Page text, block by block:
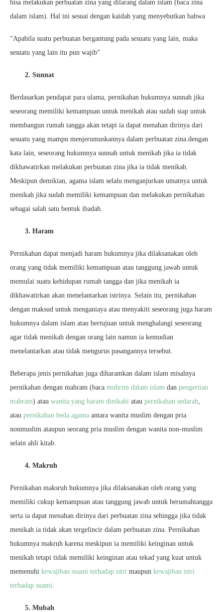
bisa melakukan perbuatan zina yang dilarang dalam islam (baca zina
dalam islam). Hal ini sesuai dengan kaidah yang menyebutkan bahwa
“Apabila suatu perbuatan bergantung pada sesuatu yang lain, maka
sesuatu yang lain itu pun wajib”
2. Sunnat
Berdasarkan pendapat para ulama, pernikahan hukumnya sunnah jika
seseorang memiliki kemampuan untuk menikah atau sudah siap untuk
membangun rumah tangga akan tetapi ia dapat menahan dirinya dari
sesuatu yang mampu menjerumuskannya dalam perbuatan zina.dengan
kata lain, seseorang hukumnya sunnah untuk menikah jika ia tidak
dikhawatirkan melakukan perbuatan zina jika ia tidak menikah.
Meskipun demikian, agama islam selalu menganjurkan umatnya untuk
menikah jika sudah memiliki kemampuan dan melakukan pernikahan
sebagai salah satu bentuk ibadah.
3. Haram
Pernikahan dapat menjadi haram hukumnya jika dilaksanakan oleh
orang yang tidak memiliki kemampuan atau tanggung jawab untuk
memulai suatu kehidupan rumah tangga dan jika menikah ia
dikhawatirkan akan menelantarkan istrinya. Selain itu, pernikahan
dengan maksud untuk menganiaya atau menyakiti seseorang juga haram
hukumnya dalam islam atau bertujuan untuk menghalangi seseorang
agar tidak menikah dengan orang lain namun ia kemudian
menelantarkan atau tidak mengurus pasangannya tersebut.
Beberapa jenis pernikahan juga diharamkan dalam islam misalnya
pernikahan dengan mahram (baca muhrim dalam islam dan pengertian
mahram) atau wanita yang haram dinikahi atau pernikahan sedarah,
atau pernikahan beda agama antara wanita muslim dengan pria
nonmuslim ataupun seorang pria muslim dengan wanita non-muslim
selain ahli kitab.
4. Makruh
Pernikahan maksruh hukumnya jika dilaksanakan oleh orang yang
memiliki cukup kemampuan atau tanggung jawab untuk berumahtangga
serta ia dapat menahan dirinya dari perbuatan zina sehingga jika tidak
menikah ia tidak akan tergelincir dalam perbuatan zina. Pernikahan
hukumnya makruh karena meskipun ia memiliki keinginan untuk
menikah tetapi tidak memiliki keinginan atau tekad yang kuat untuk
memenuhi kewajiban suami terhadap istri maupun kewajiban istri
terhadap suami.
5. Mubah